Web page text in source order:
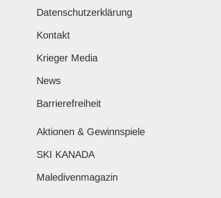
Datenschutzerklärung
Kontakt
Krieger Media
News
Barrierefreiheit
Aktionen & Gewinnspiele
SKI KANADA
Maledivenmagazin